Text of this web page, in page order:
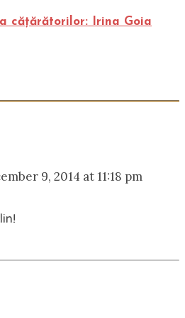
cățărătorilor: Irina Goia
9, 2014 at 11:18 pm